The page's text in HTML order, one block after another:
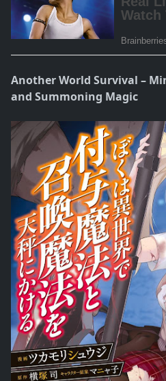
Another World Survival –
and Summoning Magic